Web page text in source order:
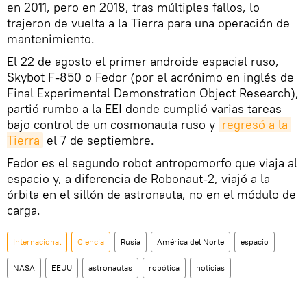
en 2011, pero en 2018, tras múltiples fallos, lo
trajeron de vuelta a la Tierra para una operación de
mantenimiento.
El 22 de agosto el primer androide espacial ruso,
Skybot F-850 o Fedor (por el acrónimo en inglés de
Final Experimental Demonstration Object Research),
partió rumbo a la EEI donde cumplió varias tareas
bajo control de un cosmonauta ruso y regresó a la
Tierra el 7 de septiembre.
Fedor es el segundo robot antropomorfo que viaja al
espacio y, a diferencia de Robonaut-2, viajó a la
órbita en el sillón de astronauta, no en el módulo de
carga.
Internacional Ciencia Rusia América del Norte espacio
NASA EEUU astronautas robótica noticias